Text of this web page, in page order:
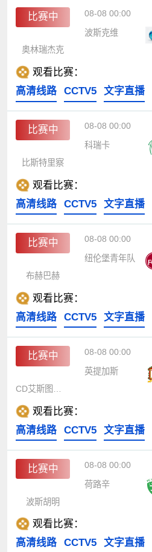
比赛中 08-08 00:00
波斯克维
奥林瑞杰克
观看比赛：
高清线路
CCTV5 文字直播
比赛中 08-08 00:00
科瑞卡
比斯特里察
观看比赛：
高清线路
CCTV5 文字直播
比赛中 08-08 00:00
纽伦堡青年队
布赫巴赫
观看比赛：
高清线路
CCTV5 文字直播
比赛中 08-08 00:00
英提加斯
观看比赛：
高清线路
CCTV5 文字直播
比赛中 08-08 00:00
荷路辛
波斯胡明
观看比赛：
高清线路
CCTV5 文字直播